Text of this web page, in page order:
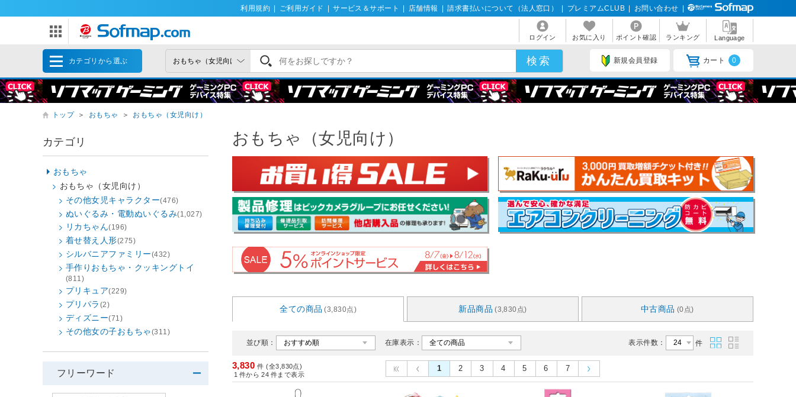
利用規約 ご利用ガイド サービス＆サポート 店舗情報 請求書払いについて（法人窓口） プレミアムCLUB お問い合わせ
ログイン お気に入り ポイント確認 ランキング Language
カテゴリから選ぶ 新規会員登録 カート 0
トップ ＞ おもちゃ ＞ おもちゃ（女児向け）
おもちゃ（女児向け）
全ての商品 (3,830点) 新品商品 (3,830点) 中古商品 (0点)
並び順： 在庫表示： 表示件数： 件
3,830 件 (全3,830点)
1 件から 24 件まで表示
1 2 3 4 5 6 7
カテゴリ
おもちゃ
おもちゃ（女児向け）
その他女児キャラクター(476)
ぬいぐるみ・電動ぬいぐるみ(1,027)
リカちゃん(196)
着せ替え人形(275)
シルバニアファミリー(432)
手作りおもちゃ・クッキングトイ
(811)
プリキュア(229)
プリパラ (2)
ディズニー(71)
その他女の子おもちゃ(311)
フリーワード